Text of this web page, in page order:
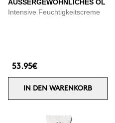
AUSSERGEWÖHNLICHES ÖL
Intensive Feuchtigkeitscreme
53.95€
IN DEN WARENKORB